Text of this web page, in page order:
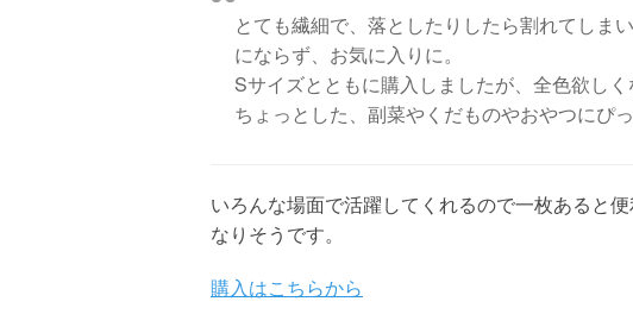
とても繊細で、落としたりしたら割れてしま
にならず、お気に入りに。
Sサイズとともに購入しましたが、全色欲しく
ちょっとした、副菜やくだものやおやつにぴ
いろんな場面で活躍してくれるので一枚あると
なりそうです。
購入はこちらから